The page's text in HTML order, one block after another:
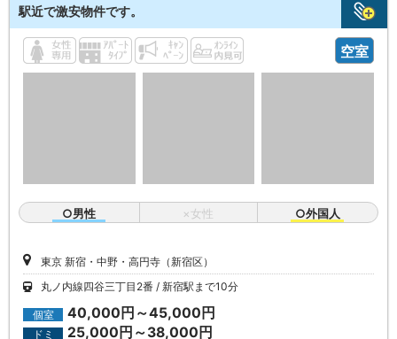
駅近で激安物件です。
空室
○男性 ×女性 ○外国人
東京 新宿・中野・高円寺（新宿区）
丸ノ内線四谷三丁目2番
新宿駅まで10分
個室 40,000円～45,000円
ドミ 25,000円～38,000円